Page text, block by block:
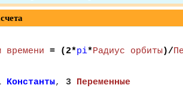
времени = (2*pi*Радиус орбиты)/
Константы, 3 Переменные